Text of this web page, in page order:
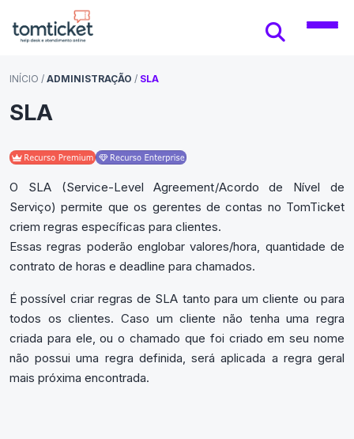
INÍCIO / ADMINISTRAÇÃO / SLA
SLA
O SLA (Service-Level Agreement/Acordo de Nível de
Serviço) permite que os gerentes de contas no TomTicket
criem regras específicas para clientes.
Essas regras poderão englobar valores/hora, quantidade de
contrato de horas e deadline para chamados.
É possível criar regras de SLA tanto para um cliente ou para
todos os clientes. Caso um cliente não tenha uma regra
criada para ele, ou o chamado que foi criado em seu nome
não possui uma regra definida, será aplicada a regra geral
mais próxima encontrada.